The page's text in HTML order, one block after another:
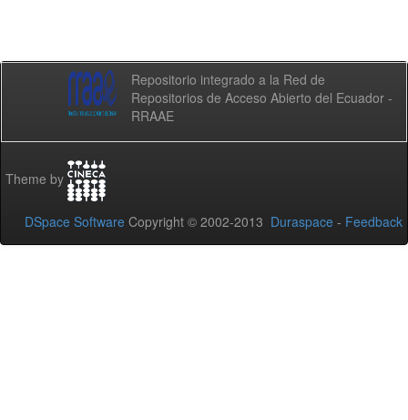
Repositorio integrado a la Red de
Repositorios de Acceso Abierto del Ecuador -
RRAAE
Theme by
DSpace Software Copyright © 2002-2013 Duraspace - Feedback